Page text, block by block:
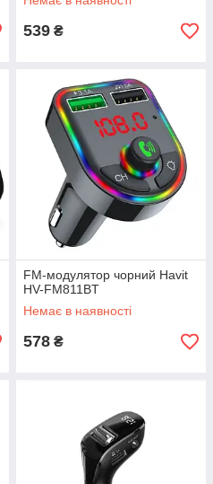
539 ₴
FM-модулятор чорний Havit
HV-FM811BT
Немає в наявності
578 ₴